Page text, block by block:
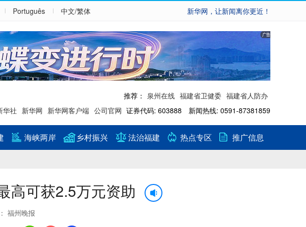
Português 中文/繁体 新华网，让新闻离你更近！
推荐： 泉州在线 福建省卫健委 福建省人防办
华社 新华网 新华网客户端 公司官网 证券代码: 603888 新闻热线: 0591-87381859
海峡两岸 乡村振兴 法治福建 热点专区
推广信息
高可获2.5万元资助
福州晚报